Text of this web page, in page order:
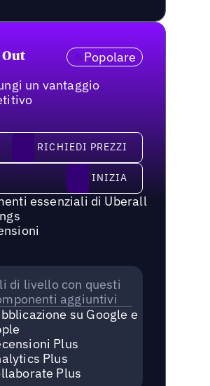
Out
Popolare
un vantaggio
prezziRICHIEDI PREZZI
INIZIA
essenziali di Uberall
di livello con questi
aggiuntivi
su Google e
Plus
Plus
Plus